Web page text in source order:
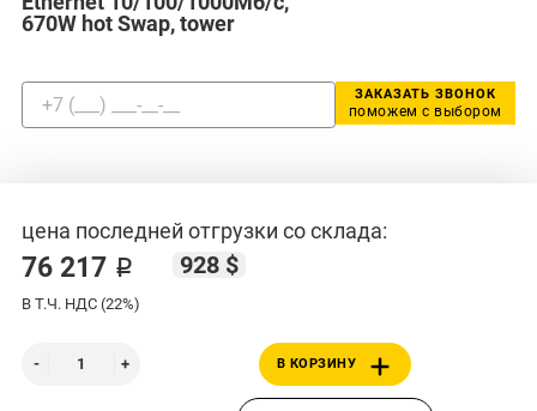
670W hot Swap, tower
ЗАКАЗАТЬ ЗВОНОК
поможем с выбором
цена последней отгрузки со склада:
76 217 ₽ 928 $
В Т.Ч. НДС (22%)
В КОРЗИНУ